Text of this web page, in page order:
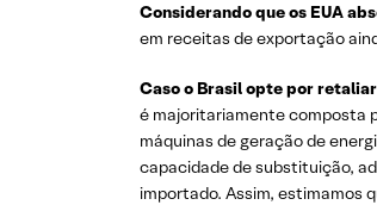
Considerando que os EUA
em receitas de exportação
Caso o Brasil opte por
é majoritariamente composta
máquinas de geração de
capacidade de substituição,
importado. Assim, estimamos